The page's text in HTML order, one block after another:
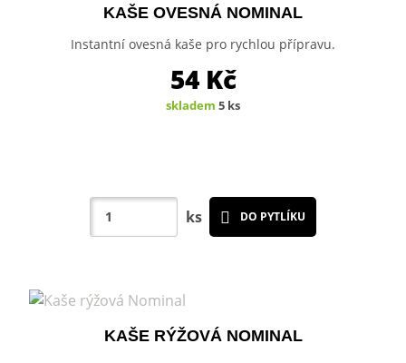
KAŠE OVESNÁ NOMINAL
Instantní ovesná kaše pro rychlou přípravu.
54 Kč
skladem 5 ks
ks DO PYTLÍKU
KAŠE RÝŽOVÁ NOMINAL